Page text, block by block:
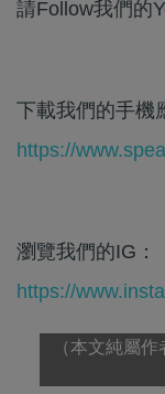
請Follow我們的
下載我們的手機
https://
瀏覽我們的IG：
https://
（本文純屬